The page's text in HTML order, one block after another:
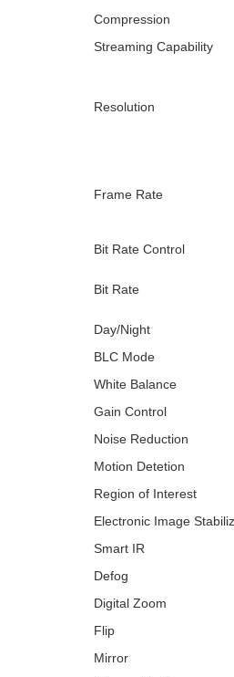
Compression
Streaming Capability
Resolution
Frame Rate
Bit Rate Control
Bit Rate
Day/Night
BLC Mode
White Balance
Gain Control
Noise Reduction
Motion Detetion
Region of Interest
Electronic Image
Smart IR
Defog
Digital Zoom
Flip
Mirror